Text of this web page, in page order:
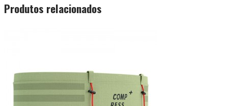
Produtos relacionados